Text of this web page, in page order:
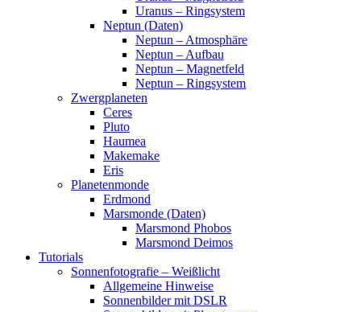
Uranus – Ringsystem
Neptun (Daten)
Neptun – Atmosphäre
Neptun – Aufbau
Neptun – Magnetfeld
Neptun – Ringsystem
Zwergplaneten
Ceres
Pluto
Haumea
Makemake
Eris
Planetenmonde
Erdmond
Marsmonde (Daten)
Marsmond Phobos
Marsmond Deimos
Tutorials
Sonnenfotografie – Weißlicht
Allgemeine Hinweise
Sonnenbilder mit DSLR